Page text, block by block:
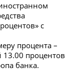
с
процента –
13.00 процентов
банка.